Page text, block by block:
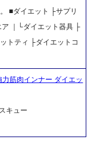
■ダイエット ├サプリ
ア ｜└ダイエット器具 ├
トティ ├ダイエットコ
力筋肉インナー ダイエッ
キュー